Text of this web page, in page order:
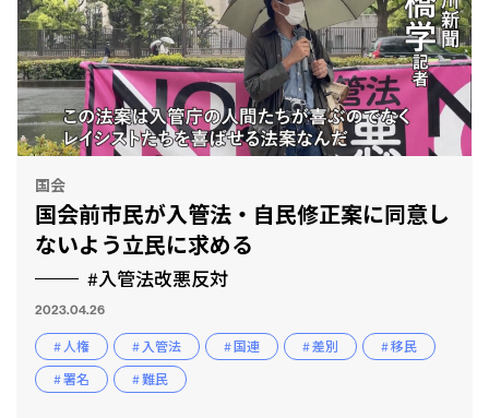
国会
国会前市民が入管法・自民修正案に同意し
ないよう立民に求める
#入管法改悪反対
2023.04.26
# 人権 # 入管法 # 国連 # 差別
# 移民
# 署名
# 難民